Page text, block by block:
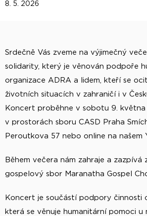
8. 5. 2026
Srdečně Vás zveme na výjimečný
solidarity, který je věnován podpoře
organizace ADRA a lidem, kteří se
životních situacích v zahraničí i v
Koncert proběhne v sobotu 9.
v prostorách sboru CASD Praha
Peroutkova 57 nebo online na našem
Během večera nám zahraje a zazpívá
gospelový sbor Maranatha Gospel
Koncert je součástí podpory činnosti
která se věnuje humanitární pomoci u